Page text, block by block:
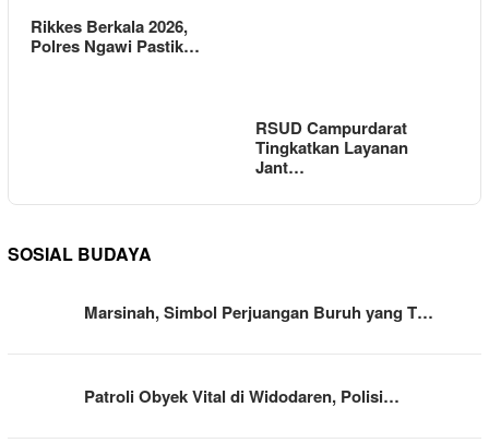
Rikkes Berkala 2026,
Polres Ngawi Pastik…
RSUD Campurdarat
Tingkatkan Layanan
Jant…
SOSIAL BUDAYA
Marsinah, Simbol Perjuangan Buruh yang T…
Patroli Obyek Vital di Widodaren, Polisi…